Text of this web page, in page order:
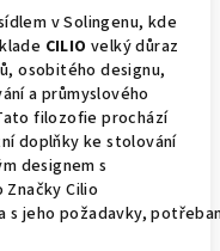
v Solingenu, kde
CILIO velký důraz
osobitého designu,
a průmyslového
filozofie prochází
doplňky ke stolování
designem s
Značky Cilio
s jeho požadavky,